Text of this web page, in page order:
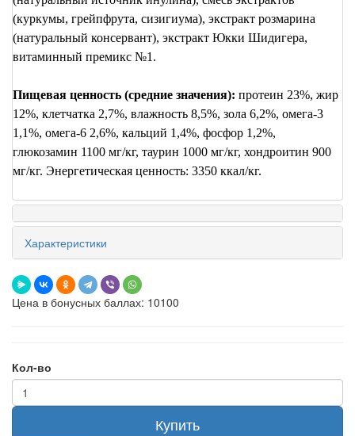
(куркумы, грейпфрута, сизигиума), экстракт розмарина
(натуральный консервант), экстракт Юкки Шидигера,
витаминный премикс №1.
Пищевая ценность (средние значения): протеин 23%, жир
12%, клетчатка 2,7%, влажность 8,5%, зола 6,2%, омега-3
1,1%, омега-6 2,6%, кальций 1,4%, фосфор 1,2%,
глюкозамин 1100 мг/кг, таурин 1000 мг/кг, хондроитин 900
мг/кг. Энергетическая ценность: 3350 ккал/кг.
Характеристики
Цена в бонусных баллах: 10100
Кол-во
Купить